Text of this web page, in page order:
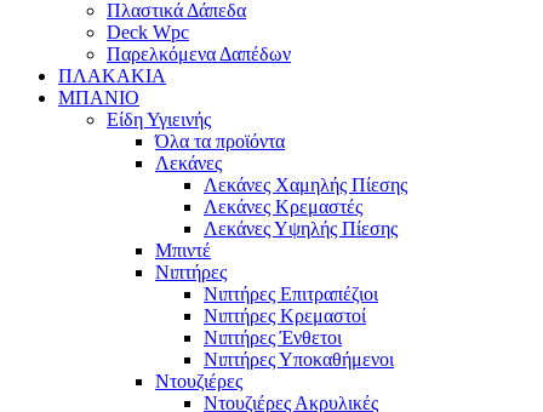
Πλαστικά Δάπεδα
Deck Wpc
Παρελκόμενα Δαπέδων
ΠΛΑΚΑΚΙΑ
ΜΠΑΝΙΟ
Είδη Υγιεινής
Όλα τα προϊόντα
Λεκάνες
Λεκάνες Χαμηλής Πίεσης
Λεκάνες Κρεμαστές
Λεκάνες Υψηλής Πίεσης
Μπιντέ
Νιπτήρες
Νιπτήρες Επιτραπέζιοι
Νιπτήρες Κρεμαστοί
Νιπτήρες Ένθετοι
Νιπτήρες Υποκαθήμενοι
Ντουζιέρες
Ντουζιέρες Ακρυλικές